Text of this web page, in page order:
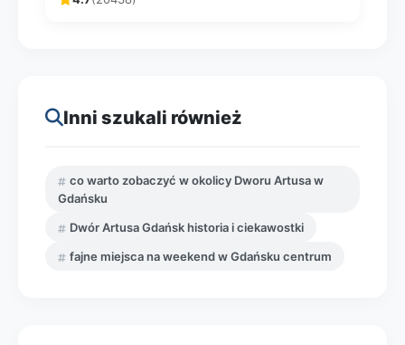
Inni szukali również
co warto zobaczyć w okolicy Dworu Artusa w
Gdańsku
Dwór Artusa Gdańsk historia i ciekawostki
fajne miejsca na weekend w Gdańsku centrum